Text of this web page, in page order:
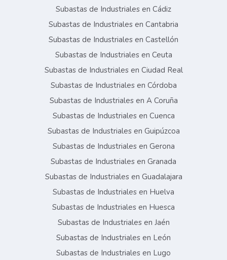
Subastas de Industriales en Cádiz
Subastas de Industriales en Cantabria
Subastas de Industriales en Castellón
Subastas de Industriales en Ceuta
Subastas de Industriales en Ciudad Real
Subastas de Industriales en Córdoba
Subastas de Industriales en A Coruña
Subastas de Industriales en Cuenca
Subastas de Industriales en Guipúzcoa
Subastas de Industriales en Gerona
Subastas de Industriales en Granada
Subastas de Industriales en Guadalajara
Subastas de Industriales en Huelva
Subastas de Industriales en Huesca
Subastas de Industriales en Jaén
Subastas de Industriales en León
Subastas de Industriales en Lugo